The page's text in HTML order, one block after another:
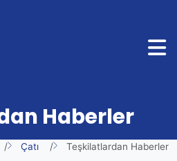
Haberler
Çatı Teşkilatlardan Haberler